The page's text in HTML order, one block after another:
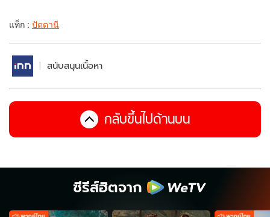
แท็ก : ปัตตานี
สนับสนุนเนื้อหา
กลับขึ้นไปด้านบน
ซีรีส์ฮิตจาก